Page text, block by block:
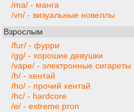
/ma/ - манга
/vn/ - визуальные новеллы
Взрослым
/fur/ - фурри
/gg/ - хорошие девушки
/vape/ - электронные сигареты
/h/ - хентай
/ho/ - прочий хентай
/hc/ - hardcore
/e/ - extreme pron